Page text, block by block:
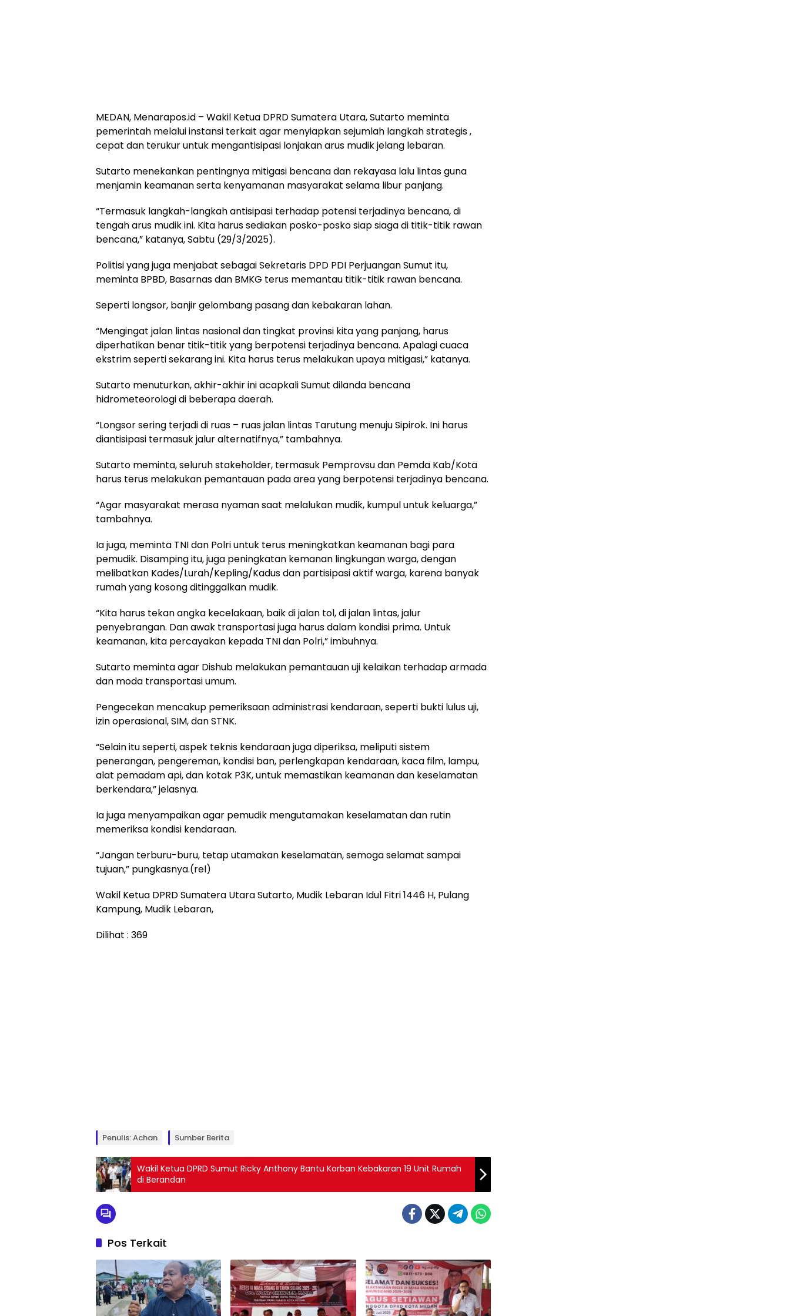
MEDAN, Menarapos.id – Wakil Ketua DPRD Sumatera Utara, Sutarto meminta
pemerintah melalui instansi terkait agar menyiapkan sejumlah langkah strategis ,
cepat dan terukur untuk mengantisipasi lonjakan arus mudik jelang lebaran.
Sutarto menekankan pentingnya mitigasi bencana dan rekayasa lalu lintas guna
menjamin keamanan serta kenyamanan masyarakat selama libur panjang.
“Termasuk langkah-langkah antisipasi terhadap potensi terjadinya bencana, di
tengah arus mudik ini. Kita harus sediakan posko-posko siap siaga di titik-titik rawan
bencana,” katanya, Sabtu (29/3/2025).
Politisi yang juga menjabat sebagai Sekretaris DPD PDI Perjuangan Sumut itu,
meminta BPBD, Basarnas dan BMKG terus memantau titik-titik rawan bencana.
Seperti longsor, banjir gelombang pasang dan kebakaran lahan.
“Mengingat jalan lintas nasional dan tingkat provinsi kita yang panjang, harus
diperhatikan benar titik-titik yang berpotensi terjadinya bencana. Apalagi cuaca
ekstrim seperti sekarang ini. Kita harus terus melakukan upaya mitigasi,” katanya.
Sutarto menuturkan, akhir-akhir ini acapkali Sumut dilanda bencana
hidrometeorologi di beberapa daerah.
“Longsor sering terjadi di ruas – ruas jalan lintas Tarutung menuju Sipirok. Ini harus
diantisipasi termasuk jalur alternatifnya,” tambahnya.
Sutarto meminta, seluruh stakeholder, termasuk Pemprovsu dan Pemda Kab/Kota
harus terus melakukan pemantauan pada area yang berpotensi terjadinya bencana.
“Agar masyarakat merasa nyaman saat melalukan mudik, kumpul untuk keluarga,”
tambahnya.
Ia juga, meminta TNI dan Polri untuk terus meningkatkan keamanan bagi para
pemudik. Disamping itu, juga peningkatan kemanan lingkungan warga, dengan
melibatkan Kades/Lurah/Kepling/Kadus dan partisipasi aktif warga, karena banyak
rumah yang kosong ditinggalkan mudik.
“Kita harus tekan angka kecelakaan, baik di jalan tol, di jalan lintas, jalur
penyebrangan. Dan awak transportasi juga harus dalam kondisi prima. Untuk
keamanan, kita percayakan kepada TNI dan Polri,” imbuhnya.
Sutarto meminta agar Dishub melakukan pemantauan uji kelaikan terhadap armada
dan moda transportasi umum.
Pengecekan mencakup pemeriksaan administrasi kendaraan, seperti bukti lulus uji,
izin operasional, SIM, dan STNK.
“Selain itu seperti, aspek teknis kendaraan juga diperiksa, meliputi sistem
penerangan, pe­ngereman, kondisi ban, perlengkapan kendaraan, kaca film, lampu,
alat pemadam api, dan kotak P3K, untuk memastikan kea­manan dan keselamatan
berkendara,” jelasnya.
Ia juga menyampaikan agar pemudik mengutamakan keselamatan dan rutin
memeriksa kondisi kendaraan.
“Jangan terburu-buru, tetap utamakan keselamatan, semoga selamat sampai
tujuan,” pungkasnya.(rel)
Wakil Ketua DPRD Sumatera Utara Sutarto, Mudik Lebaran Idul Fitri 1446 H, Pulang
Kampung, Mudik Lebaran,
Dilihat : 369
Penulis: Achan Sumber Berita
Wakil Ketua DPRD Sumut Ricky Anthony Bantu Korban Kebakaran 19 Unit Rumah
di Berandan
Pos Terkait